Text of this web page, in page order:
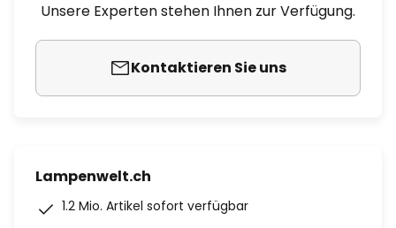
Unsere Experten stehen Ihnen zur Verfügung.
Kontaktieren Sie uns
Lampenwelt.ch
1.2 Mio. Artikel sofort verfügbar